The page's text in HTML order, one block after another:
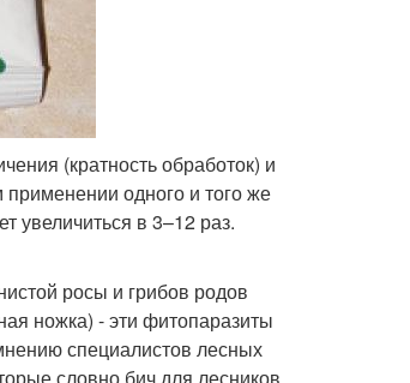
(кратность обработок) и
одного и того же
увеличиться в 3–12 раз.
росы и грибов родов
ножка) - эти фитопаразиты
специалистов лесных